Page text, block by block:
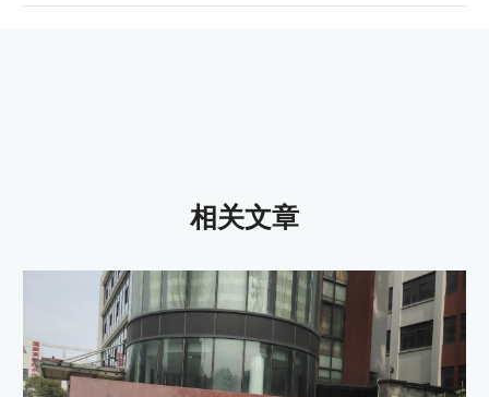
相关文章